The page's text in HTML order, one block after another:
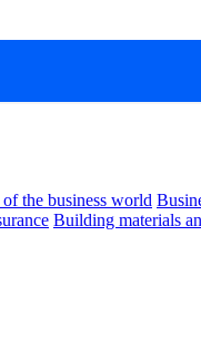
the business world
Building materials